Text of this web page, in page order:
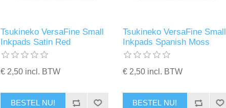
Tsukineko VersaFine Small
Inkpads Satin Red
€ 2,50 incl. BTW
BESTEL NU!
Tsukineko VersaFine Small
Inkpads Spanish Moss
€ 2,50 incl. BTW
BESTEL NU!